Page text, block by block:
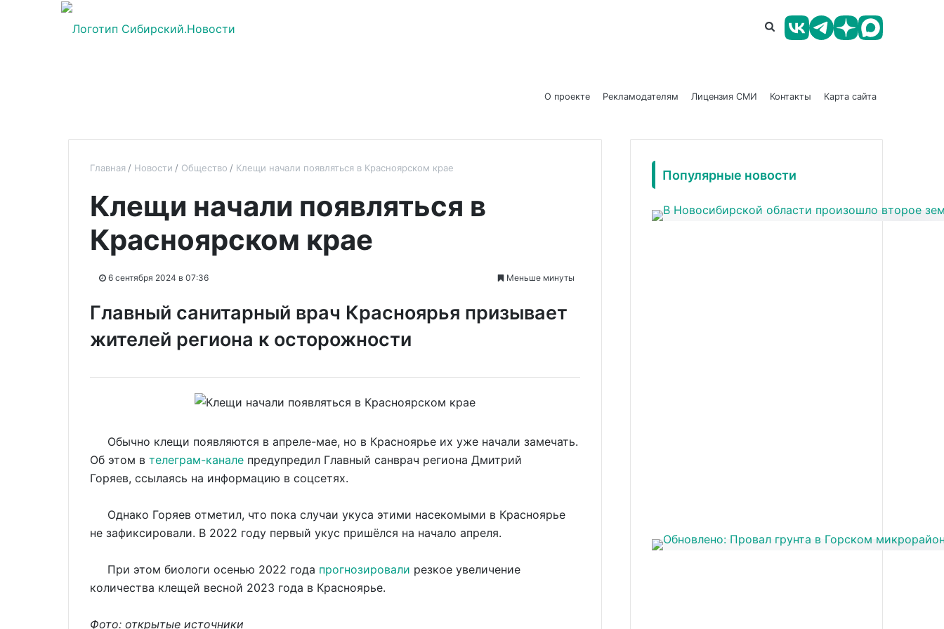
О проекте Рекламодателям Лицензия СМИ Контакты Карта сайта
Главная Новости Общество Клещи начали появляться в Красноярском крае
Клещи начали появляться в
Красноярском крае
6 сентября 2024 в 07:36 Меньше минуты
Главный санитарный врач Красноярья призывает
жителей региона к осторожности
Обычно клещи появляются в апреле-мае, но в Красноярье их уже начали замечать.
Об этом в телеграм-канале предупредил Главный санврач региона Дмитрий
Горяев, ссылаясь на информацию в соцсетях.
Однако Горяев отметил, что пока случаи укуса этими насекомыми в Красноярье
не зафиксировали. В 2022 году первый укус пришёлся на начало апреля.
При этом биологи осенью 2022 года прогнозировали резкое увеличение
количества клещей весной 2023 года в Красноярье.
Фото: открытые источники
Популярные новости